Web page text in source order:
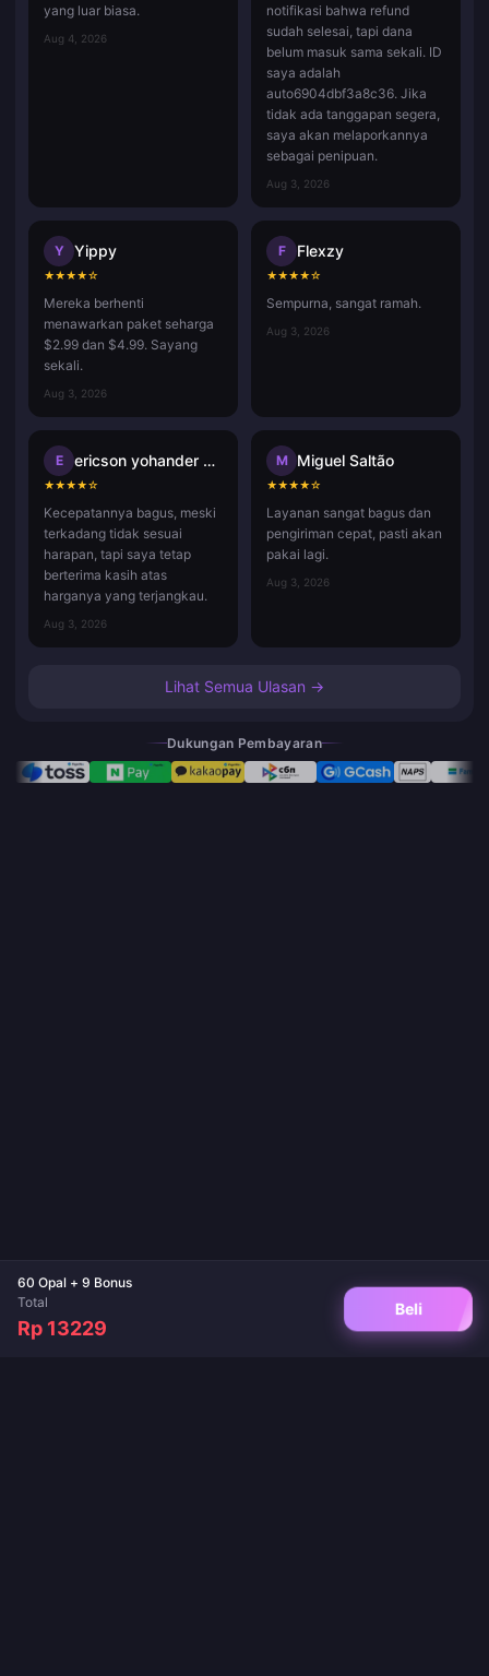
60 Opal + 9 Bonus
Total
Rp 13229
Beli
yang luar biasa.
Aug 4, 2026
notifikasi bahwa refund
sudah selesai, tapi dana
belum masuk sama sekali. ID
saya adalah
auto6904dbf3a8c36. Jika
tidak ada tanggapan segera,
saya akan melaporkannya
sebagai penipuan.
Aug 3, 2026
Y Yippy
★★★★☆
Mereka berhenti
menawarkan paket seharga
$2.99 dan $4.99. Sayang
sekali.
Aug 3, 2026
F Flexzy
★★★★☆
Sempurna, sangat ramah.
Aug 3, 2026
E ericson yohander alvarado mart
★★★★☆
Kecepatannya bagus, meski
terkadang tidak sesuai
harapan, tapi saya tetap
berterima kasih atas
harganya yang terjangkau.
Aug 3, 2026
M Miguel Saltão
★★★★☆
Layanan sangat bagus dan
pengiriman cepat, pasti akan
pakai lagi.
Aug 3, 2026
Lihat Semua Ulasan →
Dukungan Pembayaran